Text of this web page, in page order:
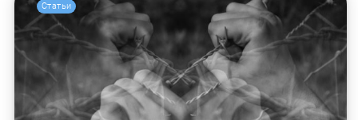
Статьи